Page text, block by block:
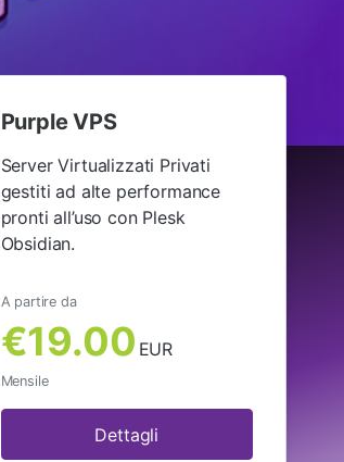
Purple VPS
Server Virtualizzati Privati
gestiti ad alte performance
pronti all’uso con Plesk
Obsidian.
A partire da
€19.00 EUR
Mensile
Dettagli